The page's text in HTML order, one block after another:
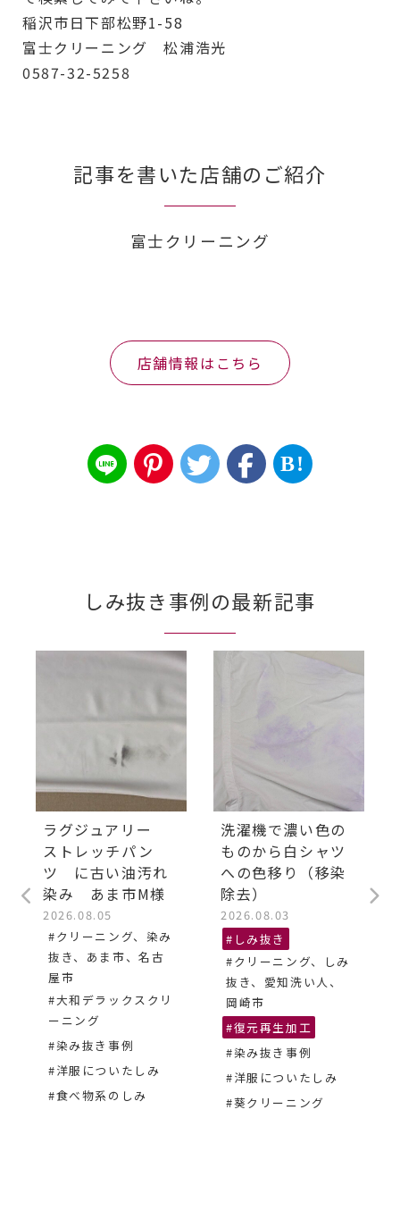
稲沢市日下部松野1-58
富士クリーニング 松浦浩光
0587-32-5258
記事を書いた店舗のご紹介
富士クリーニング
店舗情報はこちら
B!
しみ抜き事例の最新記事
ラグジュアリー
ストレッチパン
ツ に古い油汚れ
染み あま市M様
2026.08.05
#クリーニング、染み
抜き、あま市、名古
屋市
#大和デラックスクリ
ーニング
#染み抜き事例
#洋服についたしみ
#食べ物系のしみ
洗濯機で濃い色の
ものから白シャツ
への色移り（移染
除去）
2026.08.03
#しみ抜き
#クリーニング、しみ
抜き、愛知洗い人、
岡崎市
#復元再生加工
#染み抜き事例
#洋服についたしみ
#葵クリーニング